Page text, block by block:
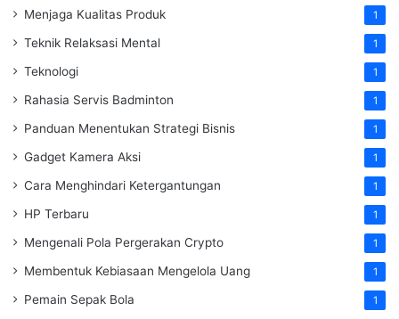
Menjaga Kualitas Produk 1
Teknik Relaksasi Mental 1
Teknologi 1
Rahasia Servis Badminton 1
Panduan Menentukan Strategi Bisnis 1
Gadget Kamera Aksi 1
Cara Menghindari Ketergantungan 1
HP Terbaru 1
Mengenali Pola Pergerakan Crypto 1
Membentuk Kebiasaan Mengelola Uang 1
Pemain Sepak Bola 1